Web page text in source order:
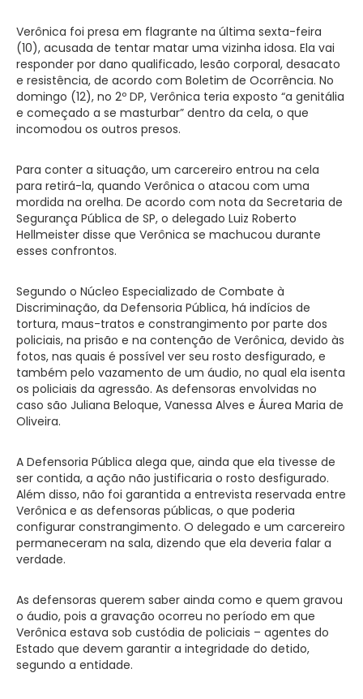
Verônica foi presa em flagrante na última sexta-feira
(10), acusada de tentar matar uma vizinha idosa. Ela vai
responder por dano qualificado, lesão corporal, desacato
e resistência, de acordo com Boletim de Ocorrência. No
domingo (12), no 2º DP, Verônica teria exposto “a genitália
e começado a se masturbar” dentro da cela, o que
incomodou os outros presos.
Para conter a situação, um carcereiro entrou na cela
para retirá-la, quando Verônica o atacou com uma
mordida na orelha. De acordo com nota da Secretaria de
Segurança Pública de SP, o delegado Luiz Roberto
Hellmeister disse que Verônica se machucou durante
esses confrontos.
Segundo o Núcleo Especializado de Combate à
Discriminação, da Defensoria Pública, há indícios de
tortura, maus-tratos e constrangimento por parte dos
policiais, na prisão e na contenção de Verônica, devido às
fotos, nas quais é possível ver seu rosto desfigurado, e
também pelo vazamento de um áudio, no qual ela isenta
os policiais da agressão. As defensoras envolvidas no
caso são Juliana Beloque, Vanessa Alves e Áurea Maria de
Oliveira.
A Defensoria Pública alega que, ainda que ela tivesse de
ser contida, a ação não justificaria o rosto desfigurado.
Além disso, não foi garantida a entrevista reservada entre
Verônica e as defensoras públicas, o que poderia
configurar constrangimento. O delegado e um carcereiro
permaneceram na sala, dizendo que ela deveria falar a
verdade.
As defensoras querem saber ainda como e quem gravou
o áudio, pois a gravação ocorreu no período em que
Verônica estava sob custódia de policiais – agentes do
Estado que devem garantir a integridade do detido,
segundo a entidade.